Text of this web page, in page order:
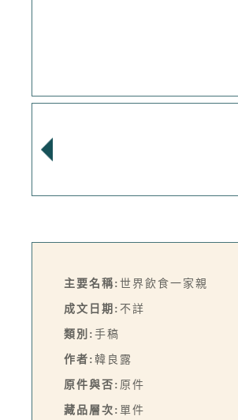
主要名稱: 世界飲食一家親
成文日期: 不詳
類別: 手稿
作者: 韓良露
原件與否: 原件
藏品層次: 單件